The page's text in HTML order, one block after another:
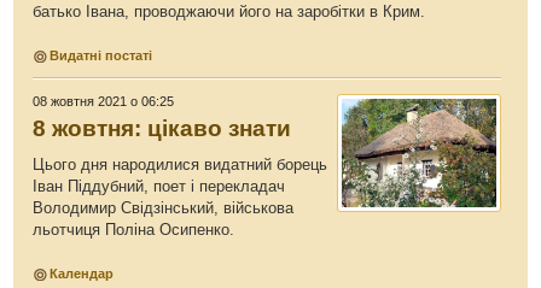
батько Івана, проводжаючи його на заробітки в Крим.
Видатні постаті
08 жовтня 2021 о 06:25
8 жовтня: цікаво знати
Цього дня народилися видатний борець
Іван Піддубний, поет і перекладач
Володимир Свідзінський, військова
льотчиця Поліна Осипенко.
Календар